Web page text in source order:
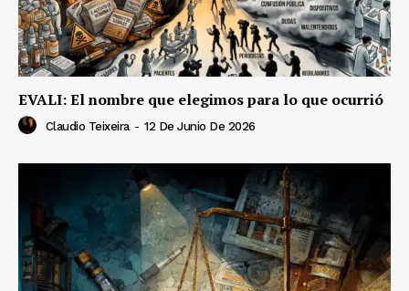
EVALI: El nombre que elegimos para lo que ocurrió
Claudio Teixeira - 12 De Junio De 2026